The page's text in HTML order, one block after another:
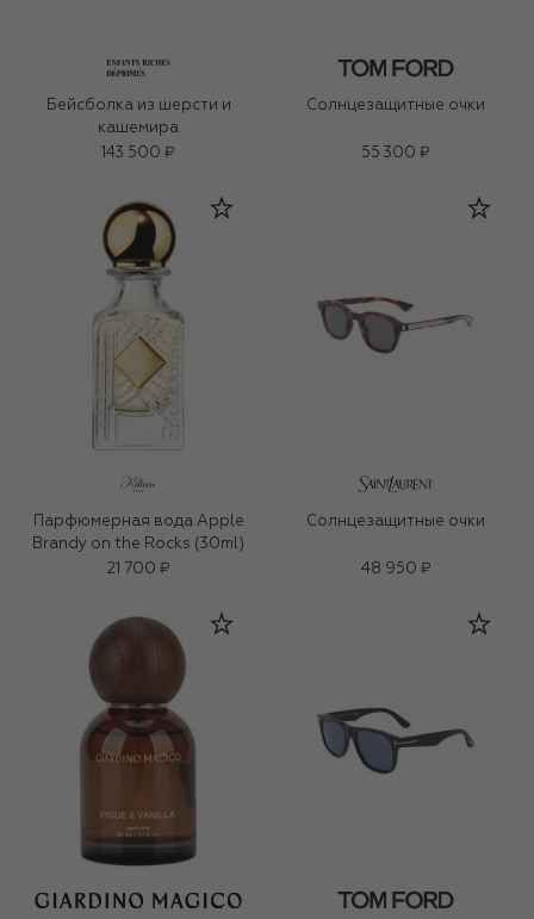
Бейсболка из шерсти и
кашемира
143 500 ₽
Солнцезащитные очки
55 300 ₽
Парфюмерная вода Apple
Brandy on the Rocks (30ml)
21 700 ₽
Солнцезащитные очки
48 950 ₽